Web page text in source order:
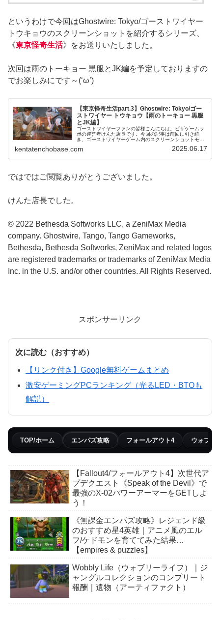
というわけで今回はGhostwire: Tokyo/ゴーストワイヤー
トウキョウのスクリーンショットを紹介するシリーズ、
《東京怪奇生活》をお送りいたしました。
次回は雨のトーキョー 黒服とJK編を予定しておりますの
でお楽しみにです～(‘ω’)
【東京怪奇生活part.3】Ghostwire: Tokyo/ゴー
ストワイヤー トウキョウ【雨のトーキョー 黒服
とJK編】
ゴーストワイヤーファンの皆様こんにちは。ピザゲームラ
ボの運営者けんた店長です。今回の記事は前回に引き続
き、ゴーストワイヤーゲーム内のスクリーンショットモー
込み、その素晴らしいクオリティ、そ...
kentatenchobase.com 2025.06.17
ではではご閲覧ありがとうございました。
けんた店長でした。
© 2022 Bethesda Softworks LLC, a ZeniMax Media
company. Ghostwire, Tango, Tango Gameworks,
Bethesda, Bethesda Softworks, ZeniMax and related logos
are registered trademarks or trademarks of ZeniMax Media
Inc. in the U.S. and/or other countries. All Rights Reserved.
スポンサーリンク
次に読む（おすすめ）
【リンク付き】Google無料ゲームまとめ
激安ゲーミングPCランキング（光るLED・BTOも
解説）
TOP/ホーム エンパズ攻略 フォールアウト4 ウォブリ
【Fallout4/フォールアウト4】次世代ア
プデクエスト《Speak of the Devil》で
最強のX-02パワーアーマーをGETしよ
う！
《無課金エンパズ攻略》レジェンド級
のおすすめ星4英雄｜アニメ風のエル
フ/ケドモンを育ててみた結果…
【empires & puzzles】
Wobbly Life（ウォブリーライフ）｜ジ
ャングルコレクションのコンプリート
報酬｜遺物（アーティファクト）